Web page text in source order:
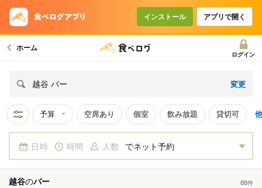
インストール アプリで開く
ホーム
ログイン
越谷 バー 変更
予算 空席あり 個室 飲み放題 貸切可
日時 時間 人数 でネット予約
越谷のバー 88件